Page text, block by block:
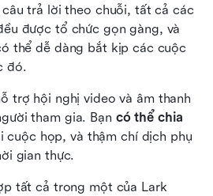
trả lời theo chuỗi, tất cả các
được tổ chức gọn gàng, và
thể dễ dàng bắt kịp các cuộc
đó.
trợ hội nghị video và âm thanh
tham gia. Bạn có thể chia
cuộc họp, và thậm chí dịch phụ
gian thực.
tất cả trong một của Lark